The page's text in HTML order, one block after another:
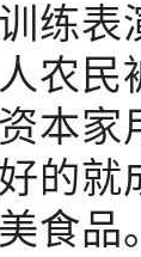
练表
农民
本家
的就
食品